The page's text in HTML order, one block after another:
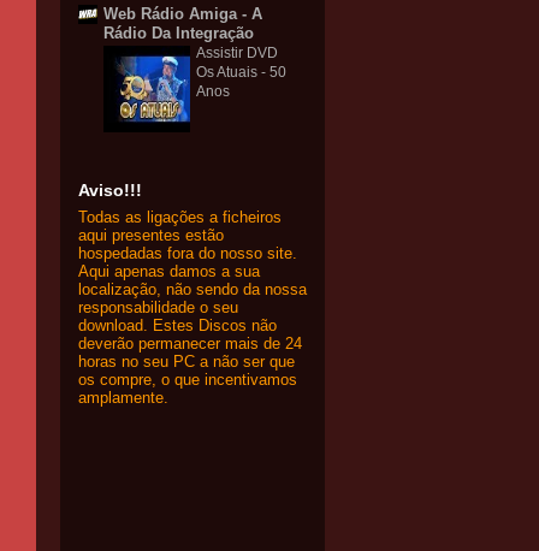
Web Rádio Amiga - A
Rádio Da Integração
Assistir DVD
Os Atuais - 50
Anos
Aviso!!!
Todas as ligações a ficheiros
aqui presentes estão
hospedadas fora do nosso site.
Aqui apenas damos a sua
localização, não sendo da nossa
responsabilidade o seu
download. Estes Discos não
deverão permanecer mais de 24
horas no seu PC a não ser que
os compre, o que incentivamos
amplamente.